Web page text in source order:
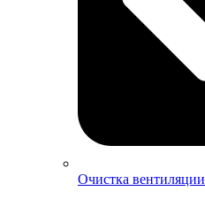
Очистка вентиляции